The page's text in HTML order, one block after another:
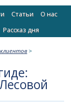
Статьи
О нас
Рассказ дня
>